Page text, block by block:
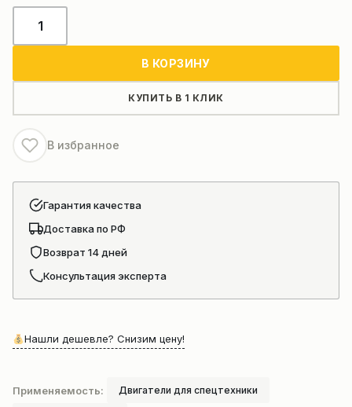
товара
(Sinotruk)
WD615.47
в
В КОРЗИНУ
КУПИТЬ В 1 КЛИК
В избранное
Гарантия качества
Доставка по РФ
Возврат 14 дней
Консультация эксперта
Нашли дешевле? Снизим цену!
Применяемость: Двигатели для спецтехники